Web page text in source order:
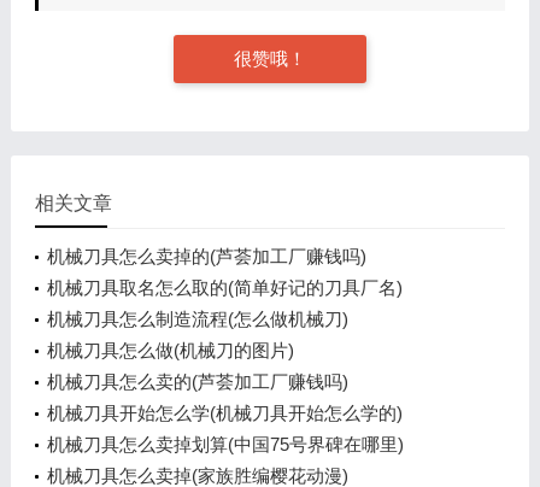
很赞哦！
相关文章
机械刀具怎么卖掉的(芦荟加工厂赚钱吗)
机械刀具取名怎么取的(简单好记的刀具厂名)
机械刀具怎么制造流程(怎么做机械刀)
机械刀具怎么做(机械刀的图片)
机械刀具怎么卖的(芦荟加工厂赚钱吗)
机械刀具开始怎么学(机械刀具开始怎么学的)
机械刀具怎么卖掉划算(中国75号界碑在哪里)
机械刀具怎么卖掉(家族胜编樱花动漫)